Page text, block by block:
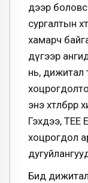
дээр
сургалтын
хамарч
дүгээр
нь, дижитал
энэ
Гэхдээ, ТЕЕ
хоцрогдол
Бид